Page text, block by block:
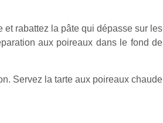
et rabattez la pâte qui dépasse sur les
aux poireaux dans le fond de
Servez la tarte aux poireaux chaude